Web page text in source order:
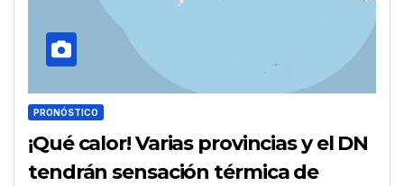
PRONÓSTICO
¡Qué calor! Varias provincias y el DN
tendrán sensación térmica de